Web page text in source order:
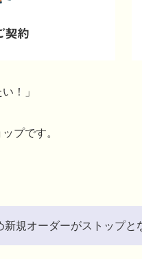
！」
プです。
規オーダーがストップと